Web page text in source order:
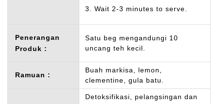
3. Wait 2-3 minutes to serve.
Penerangan
Produk :
Satu beg mengandungi 10
uncang teh kecil.
Ramuan :
Buah markisa, lemon,
clementine, gula batu.
Detoksifikasi, pelangsingan dan